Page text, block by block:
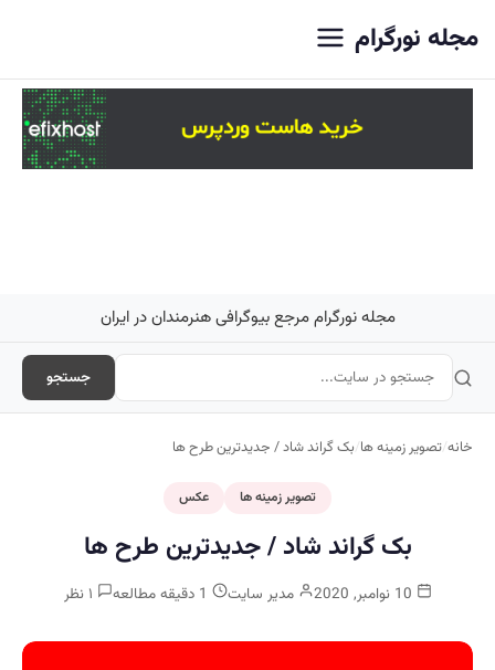
مجله نورگرام
مجله نورگرام مرجع بیوگرافی هنرمندان در ایران
جستجو
خانه/تصویر زمینه ها /بک گراند شاد / جدیدترین طرح ها
تصویر زمینه ها عکس
بک گراند شاد / جدیدترین طرح ها
مدیر سایت